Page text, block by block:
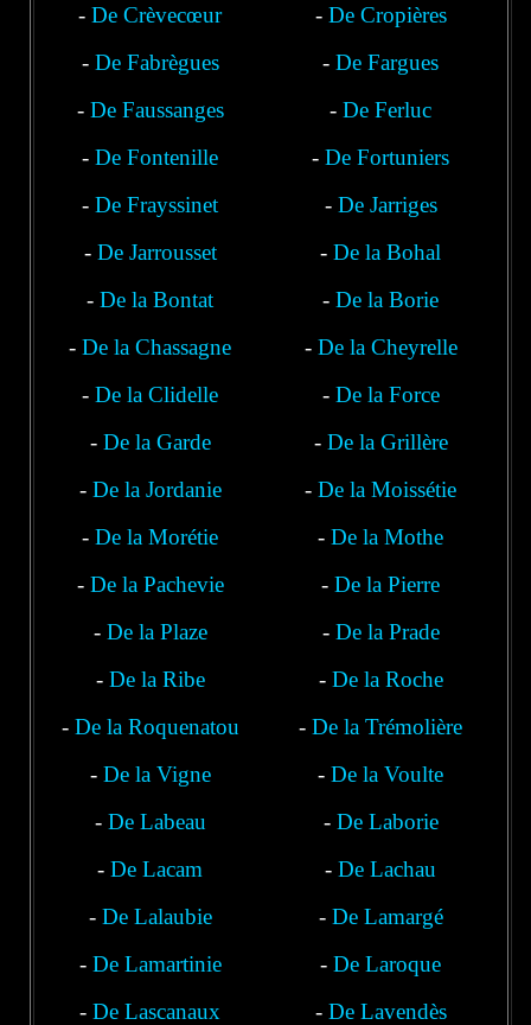
-De Crèvecœur - De Cropières
- De Fabrègues -De Fargues
- De Faussanges -De Ferluc
-De Fontenille -De Fortuniers
-De Frayssinet - De Jarriges
- De Jarrousset -De la Bohal
-De la Bontat -De la Borie
-De la Chassagne - De la Cheyrelle
-De la Clidelle - De la Force
- De la Garde - De la Grillère
- De la Jordanie -De la Moissétie
-De la Morétie -De la Mothe
- De la Pachevie -De la Pierre
- De la Plaze - De la Prade
- De la Ribe - De la Roche
- De la Roquenatou -De la Trémolière
- De la Vigne -De la Voulte
- De Labeau - De Laborie
-De Lacam -De Lachau
- De Lalaubie - De Lamargé
- De Lamartinie -De Laroque
-De Lascanaux - De Lavendès